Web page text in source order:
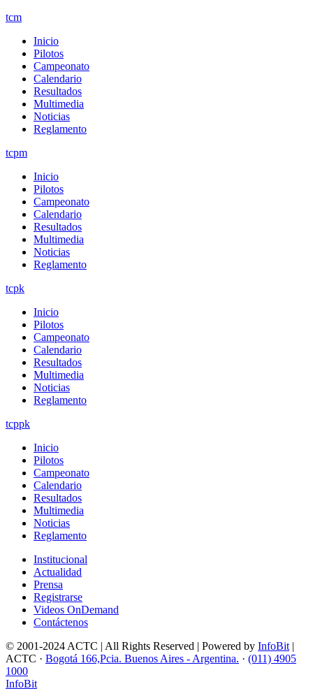
tcm
Inicio
Pilotos
Campeonato
Calendario
Resultados
Multimedia
Noticias
Reglamento
tcpm
Inicio
Pilotos
Campeonato
Calendario
Resultados
Multimedia
Noticias
Reglamento
tcpk
Inicio
Pilotos
Campeonato
Calendario
Resultados
Multimedia
Noticias
Reglamento
tcppk
Inicio
Pilotos
Campeonato
Calendario
Resultados
Multimedia
Noticias
Reglamento
Institucional
Actualidad
Prensa
Registrarse
Videos OnDemand
Contáctenos
© 2001-2024 ACTC | All Rights Reserved | Powered by InfoBit |
ACTC · Bogotá 166,Pcia. Buenos Aires - Argentina. · (011) 4905
1000
InfoBit